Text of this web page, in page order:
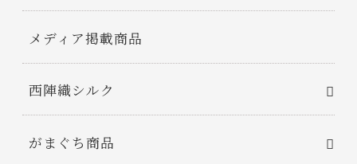
メディア掲載商品
西陣織シルク
がまぐち商品